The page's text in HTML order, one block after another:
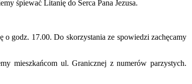
śpiewać Litanię do Serca Pana Jezusa.
godz. 17.00. Do skorzystania ze spowiedzi zachęcamy
mieszkańcom ul. Granicznej z numerów parzystych.